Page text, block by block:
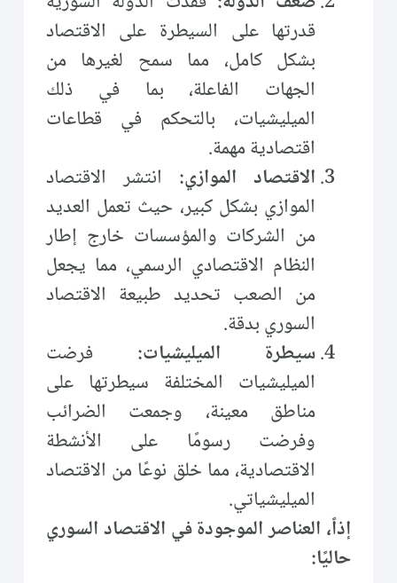
قدرتها على السيطرة على الاقتصاد
بشكل كامل، مما سمح لغيرها من
الجهات الفاعلة، بما في ذلك
الميليشيات، بالتحكم في قطاعات
اقتصادية مهمة.
الاقتصاد الموازي: انتشر الاقتصاد
الموازي بشكل كبير، حيث تعمل العديد
من الشركات والمؤسسات خارج إطار
النظام الاقتصادي الرسمي، مما يجعل
من الصعب تحديد طبيعة الاقتصاد
السوري بدقة.
سيطرة الميليشيات:فرضت
الميليشيات المختلفة سيطرتها على
مناطق معينة، وجمعت الضرائب
وفرضت رسومًا على الأنشطة
الاقتصادية، مما خلق نوعًا من الاقتصاد
الميليشياتي.
إذاً، العناصر الموجودة في الاقتصاد السوري
حاليًا: